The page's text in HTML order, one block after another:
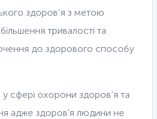
здоров’я з метою
тривалості та
до здорового способу
сфері охорони здоров’я та
адже здоров'я людини не